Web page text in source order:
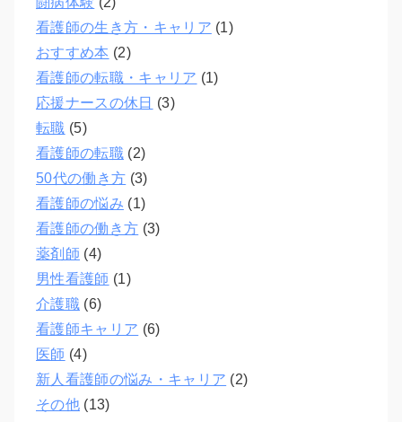
看護師の生き方・キャリア (1)
おすすめ本 (2)
看護師の転職・キャリア (1)
応援ナースの休日 (3)
転職 (5)
看護師の転職(2)
50代の働き方 (3)
看護師の悩み (1)
看護師の働き方 (3)
薬剤師 (4)
男性看護師 (1)
介護職(6)
看護師キャリア (6)
医師 (4)
新人看護師の悩み・キャリア (2)
その他(13)